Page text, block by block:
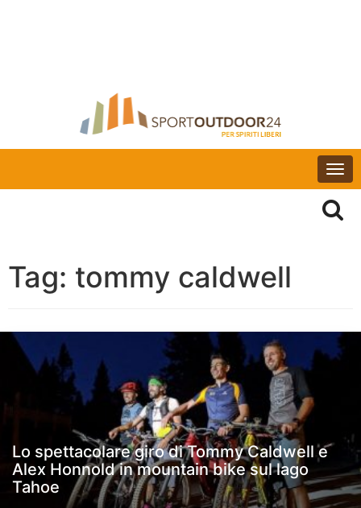
Tag: tommy caldwell
Lo spettacolare giro di Tommy Caldwell e
Alex Honnold in mountain bike sul lago
Tahoe